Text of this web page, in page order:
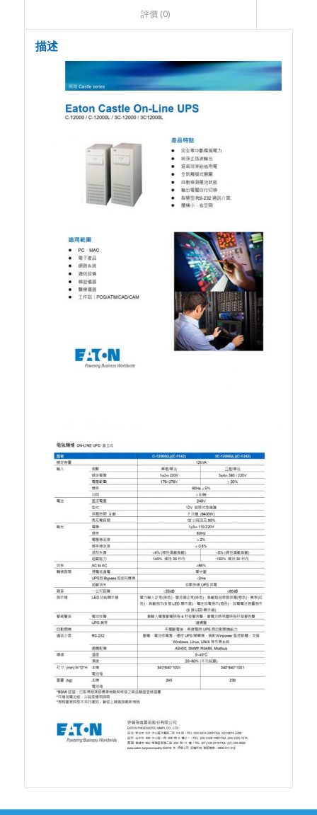
						評價 (0)
描述